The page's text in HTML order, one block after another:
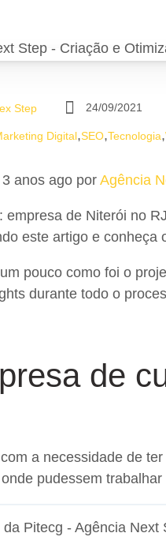
Step 24/09/2021
Digital,SEO,Tecnologia,
anos ago porAgência
: empresa de Niterói no
este artigo e conheça
pouco como foi o
durante todo o
de
a necessidade de
pudessem